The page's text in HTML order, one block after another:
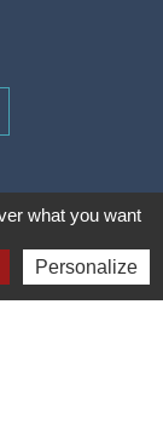
what you want
Personalize